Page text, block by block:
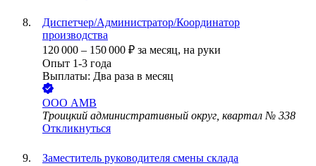
Диспетчер/Администратор/Координатор
производства
120 000 – 150 000 ₽ за месяц, на руки
Опыт 1-3 года
Выплаты: Два раза в месяц
ООО АМВ
Троицкий административный округ, квартал № 338
Откликнуться
Заместитель руководителя смены склада